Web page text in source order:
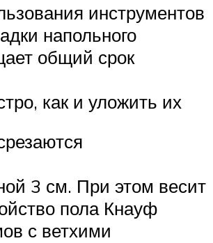
инструментов
напольного
общий срок
как и уложить их
3 см. При этом весит
пола Кнауф
с ветхими